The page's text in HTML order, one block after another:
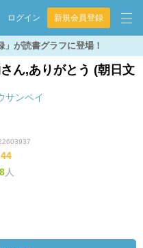
ログイン 新規会員登録
が読書グラフに登場！
ん,ありがとう (朝日文
サンペイ
人